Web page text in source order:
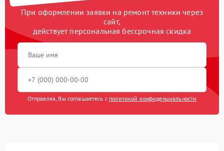
При оформлении заявки на ремонт техники через
сайт,
действует персональная бессрочная скидка
Отправляя, Вы соглашаетесь с политикой конфиденциальности